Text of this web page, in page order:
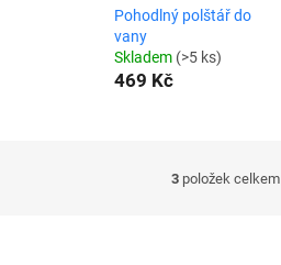
Pohodlný polštář do
vany
Skladem (>5 ks)
469 Kč
3 položek celkem